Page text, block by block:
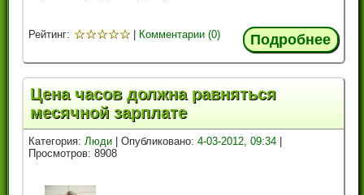
Рейтинг: ☆☆☆☆☆ Комментарии (0) Подробнее
Цена часов должна равняться
месячной зарплате
Категория: Люди | Опубликовано:4-03-2012, 09:34 |
Просмотров: 8908